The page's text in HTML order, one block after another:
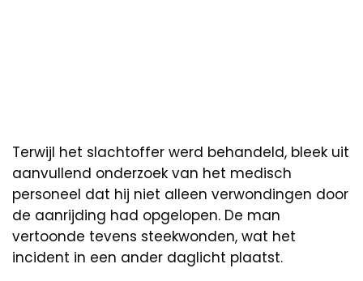
Terwijl het slachtoffer werd behandeld, bleek uit
aanvullend onderzoek van het medisch
personeel dat hij niet alleen verwondingen door
de aanrijding had opgelopen. De man
vertoonde tevens steekwonden, wat het
incident in een ander daglicht plaatst.